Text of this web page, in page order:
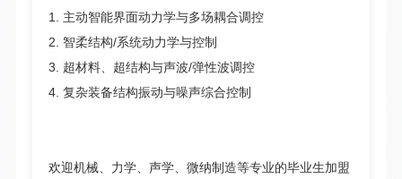
1. 主动智能界面动力学与多场耦合调控
2. 智柔结构/系统动力学与控制
3. 超材料、超结构与声波/弹性波调控
4. 复杂装备结构振动与噪声综合控制
欢迎机械、力学、声学、微纳制造等专业的毕业生加盟